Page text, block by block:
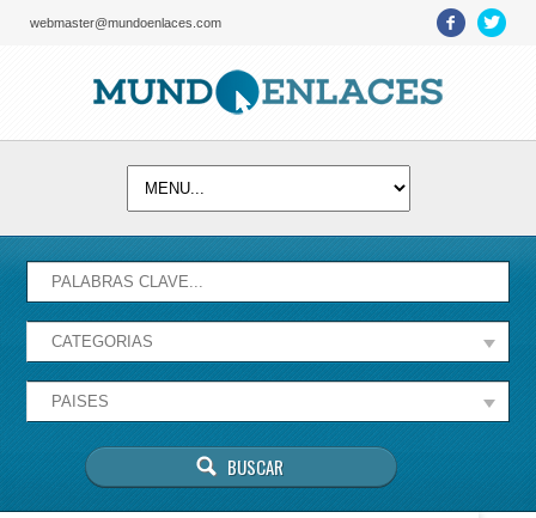
webmaster@mundoenlaces.com
correctamente.